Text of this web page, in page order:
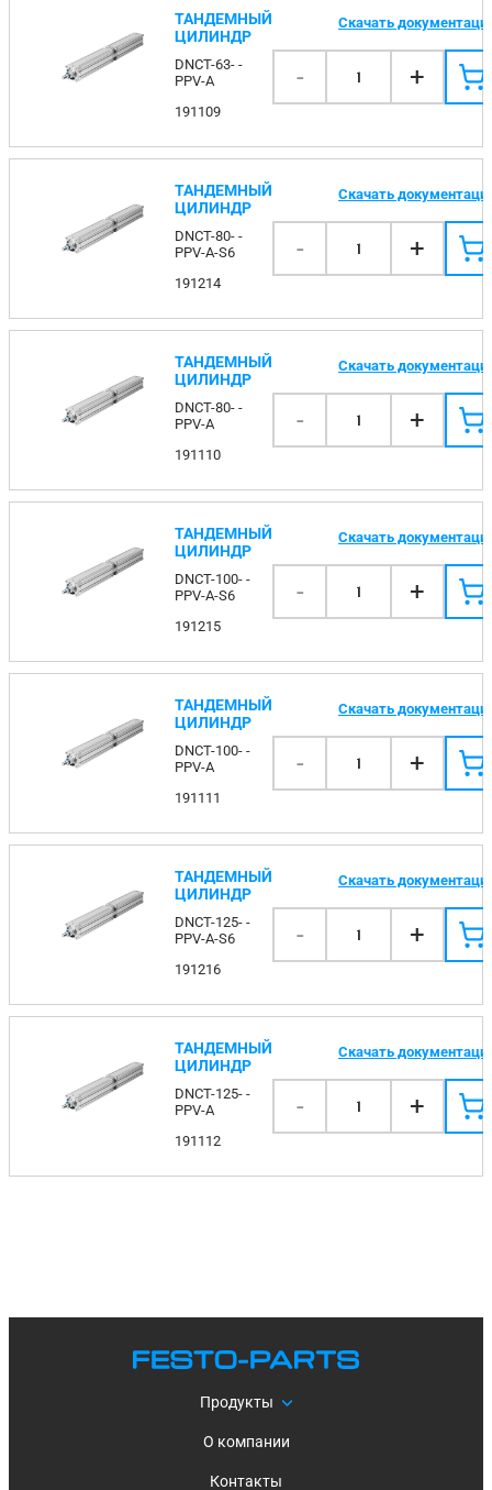
ТАНДЕМНЫЙ
ЦИЛИНДР
DNCT-63- -
PPV-A
191109
Скачать
- 1 +
ТАНДЕМНЫЙ
ЦИЛИНДР
DNCT-80- -
PPV-A-S6
191214
Скачать
- 1 +
ТАНДЕМНЫЙ
ЦИЛИНДР
DNCT-80- -
PPV-A
191110
Скачать
- 1 +
ТАНДЕМНЫЙ
ЦИЛИНДР
DNCT-100- -
PPV-A-S6
191215
Скачать
- 1 +
ТАНДЕМНЫЙ
ЦИЛИНДР
DNCT-100- -
PPV-A
191111
Скачать
- 1 +
ТАНДЕМНЫЙ
ЦИЛИНДР
DNCT-125- -
PPV-A-S6
191216
Скачать
- 1 +
ТАНДЕМНЫЙ
ЦИЛИНДР
DNCT-125- -
PPV-A
191112
Скачать
- 1 +
Продукты
О компании
Контакты